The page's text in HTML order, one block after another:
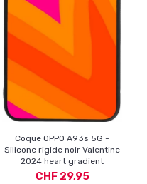
Coque OPPO A93s 5G -
Silicone rigide noir Valentine
2024 heart gradient
CHF 29,95